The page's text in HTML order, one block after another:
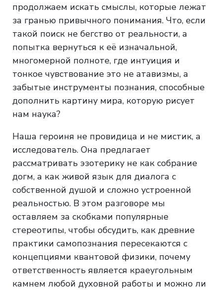
продолжаем искать смыслы, которые лежат
за гранью привычного понимания. Что, если
такой поиск не бегство от реальности, а
попытка вернуться к её изначальной,
многомерной полноте, где интуиция и
тонкое чувствование это не атавизмы, а
забытые инструменты познания, способные
дополнить картину мира, которую рисует
нам наука?
Наша героиня не провидица и не мистик, а
исследователь. Она предлагает
рассматривать эзотерику не как собрание
догм, а как живой язык для диалога с
собственной душой и сложно устроенной
реальностью. В этом разговоре мы
оставляем за скобками популярные
стереотипы, чтобы обсудить, как древние
практики самопознания пересекаются с
концепциями квантовой физики, почему
ответственность является краеугольным
камнем любой духовной работы и можно ли